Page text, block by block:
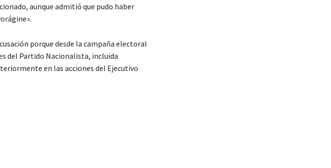
aunque admitió que pudo haber
porque desde la campaña electoral
del Partido Nacionalista, incluida
en las acciones del Ejecutivo